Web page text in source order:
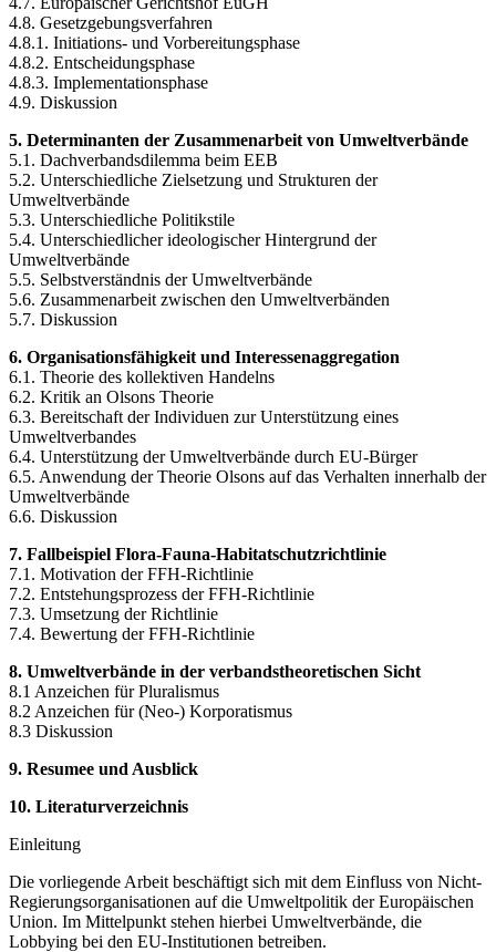
4.8. Gesetzgebungsverfahren
4.8.1. Initiations- und Vorbereitungsphase
4.8.2. Entscheidungsphase
4.8.3. Implementationsphase
4.9. Diskussion
5. Determinanten der Zusammenarbeit von Umweltverbände
5.1. Dachverbandsdilemma beim EEB
5.2. Unterschiedliche Zielsetzung und Strukturen der
Umweltverbände
5.3. Unterschiedliche Politikstile
5.4. Unterschiedlicher ideologischer Hintergrund der
Umweltverbände
5.5. Selbstverständnis der Umweltverbände
5.6. Zusammenarbeit zwischen den Umweltverbänden
5.7. Diskussion
6. Organisationsfähigkeit und Interessenaggregation
6.1. Theorie des kollektiven Handelns
6.2. Kritik an Olsons Theorie
6.3. Bereitschaft der Individuen zur Unterstützung eines
Umweltverbandes
6.4. Unterstützung der Umweltverbände durch EU-Bürger
6.5. Anwendung der Theorie Olsons auf das Verhalten innerhalb der
Umweltverbände
6.6. Diskussion
7. Fallbeispiel Flora-Fauna-Habitatschutzrichtlinie
7.1. Motivation der FFH-Richtlinie
7.2. Entstehungsprozess der FFH-Richtlinie
7.3. Umsetzung der Richtlinie
7.4. Bewertung der FFH-Richtlinie
8. Umweltverbände in der verbandstheoretischen Sicht
8.1 Anzeichen für Pluralismus
8.2 Anzeichen für (Neo-) Korporatismus
8.3 Diskussion
9. Resumee und Ausblick
10. Literaturverzeichnis
Einleitung
Die vorliegende Arbeit beschäftigt sich mit dem Einfluss von Nicht-
Regierungsorganisationen auf die Umweltpolitik der Europäischen
Union. Im Mittelpunkt stehen hierbei Umweltverbände, die
Lobbying bei den EU-Institutionen betreiben.